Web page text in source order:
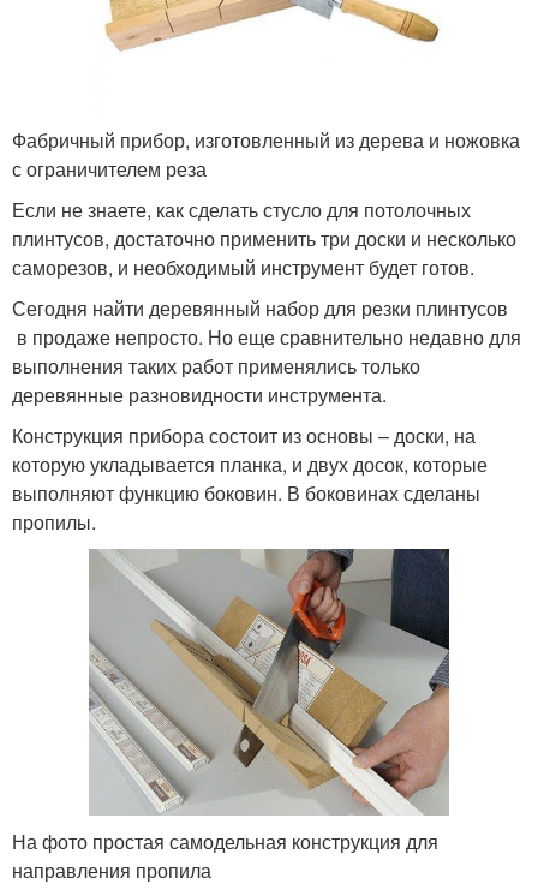
Фабричный прибор, изготовленный из дерева и ножовка
с ограничителем реза
Если не знаете, как сделать стусло для потолочных
плинтусов, достаточно применить три доски и несколько
саморезов, и необходимый инструмент будет готов.
Сегодня найти деревянный набор для резки плинтусов
в продаже непросто. Но еще сравнительно недавно для
выполнения таких работ применялись только
деревянные разновидности инструмента.
Конструкция прибора состоит из основы – доски, на
которую укладывается планка, и двух досок, которые
выполняют функцию боковин. В боковинах сделаны
пропилы.
На фото простая самодельная конструкция для
направления пропила